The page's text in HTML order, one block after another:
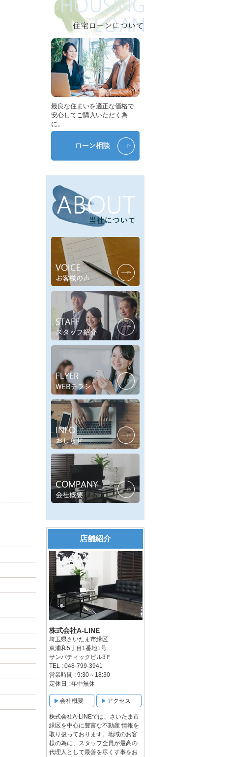
最良な住まいを適正な価格で
安心してご購入いただく為
に。
店舗紹介
株式会社A-LINE
埼玉県さいたま市緑区
東浦和5丁目1番地1号
サンパティックビル3Ｆ
TEL : 048-799-3941
営業時間 : 9:30～18:30
定休日 : 年中無休
会社概要 アクセス
株式会社A-LINEでは、さいたま市
緑区を中心に豊富な不動産 情報を
取り扱っております。地域のお客
様の為に、スタッフ全員が最高の
代理人として最善を尽くす事をお